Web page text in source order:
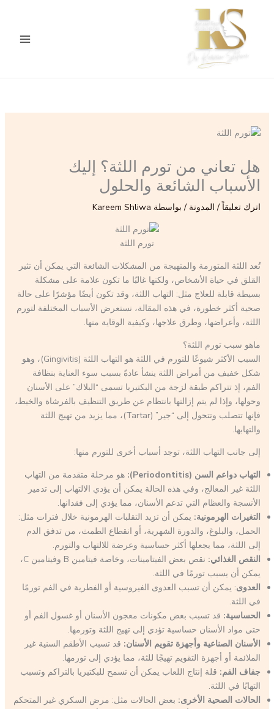
المحتوى
هل تعاني من تورم اللثة؟ إليك
الأسباب الشائعة والحلول
اترك تعليقاً / المدونة / بواسطة Kareem Shliwa
تورم اللثة
تُعد اللثة المتورمة والمتهيجة من المشكلات الشائعة التي يمكن أن تثير
القلق في حياة الأشخاص، ولكنها غالبًا ما تكون علامة على مشكلة
بسيطة قابلة للعلاج مثل: التهاب اللثة، وقد تكون أيضًا مؤشرًا على حالة
صحية أكثر خطورة، في هذه المقالة، نستعرض الأسباب المختلفة لتورم
اللثة، وأعراضها، وطرق علاجها، وكيفية الوقاية منها.
ماهو سبب تورم اللثة؟
السبب الأكثر شيوعًا للتورم في اللثة هو التهاب اللثة (Gingivitis)، وهو
شكل خفيف من أمراض اللثة ينشأ عادةً بسبب سوء العناية بنظافة
الفم، إذ تتراكم طبقة لزجة من البكتيريا تسمى “البلاك” على الأسنان
وحولها، وإذا لم يتم إزالتها بانتظام عن طريق التنظيف بالفرشاة والخيط،
فإنها تتصلب وتتحول إلى “جير” (Tartar)، مما يزيد من تهيج اللثة
والتهابها.
إلى جانب التهاب اللثة، توجد أسباب أخرى للتورم منها:
التهاب دواعم السن (Periodontitis):
هو مرحلة متقدمة من التهاب
اللثة غير المعالج، وفي هذه الحالة يمكن أن يؤدي الالتهاب إلى تدمير
الأنسجة والعظام التي تدعم الأسنان، مما يؤدي إلى فقدانها.
التغيرات الهرمونية: يمكن أن تزيد التقلبات الهرمونية خلال فترات مثل:
الحمل، والبلوغ، والدورة الشهرية، أو انقطاع الطمث، من تدفق الدم
إلى اللثة، مما يجعلها أكثر حساسية وعرضة للالتهاب والتورم.
النقص الغذائي:
نقص بعض الفيتامينات، وخاصة فيتامين B وفيتامين C،
يمكن أن يسبب تورمًا في اللثة.
العدوى: يمكن أن تسبب العدوى الفيروسية أو الفطرية في الفم تورمًا
في اللثة.
الحساسية: قد تسبب بعض مكونات معجون الأسنان أو غسول الفم أو
حتى مواد الأسنان حساسية تؤدي إلى تهيج اللثة وتورمها.
الأسنان الصناعية وأجهزة تقويم الأسنان: قد تسبب الأطقم السنية غير
الملائمة أو أجهزة التقويم تهيجًا للثة، مما يؤدي إلى تورمها.
جفاف الفم: قلة إنتاج اللعاب يمكن أن تسمح للبكتيريا بالتراكم وتسبب
التهابًا في اللثة.
الحالات الصحية الأخرى: بعض الحالات مثل: مرض السكري غير المتحكم